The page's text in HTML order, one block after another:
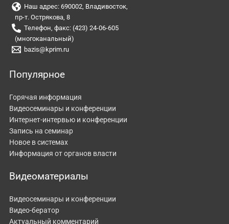
Наш адрес: 690002, Владивосток,
пр-т. Острякова, 8
Телефон, факс: (423) 24-06-605
(многоканальный)
bazis@kprim.ru
Популярное
Горячая информация
Видеосеминары и конференции
Интернет-интервью и конференции
Запись на семинар
Новое в системах
Информация от органов власти
Видеоматериалы
Видеосеминары и конференции
Видео-бератор
Актуальный комментарий